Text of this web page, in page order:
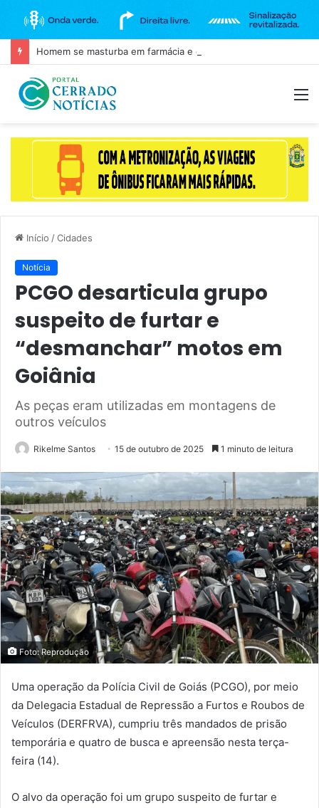
Início /Cidades
Notícia
PCGO desarticula grupo
suspeito de furtar e
“desmanchar” motos em
Goiânia
As peças eram utilizadas em montagens de
outros veículos
Rikelme Santos 15 de outubro de 2025 1 minuto de leitura
Foto: Reprodução
Uma operação da Polícia Civil de Goiás (PCGO), por meio
da Delegacia Estadual de Repressão a Furtos e Roubos de
Veículos (DERFRVA), cumpriu três mandados de prisão
temporária e quatro de busca e apreensão nesta terça-
feira (14).
O alvo da operação foi um grupo suspeito de furtar e